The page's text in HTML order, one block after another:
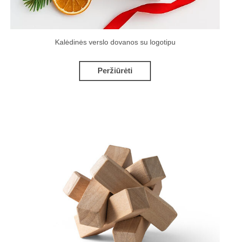
Kalėdinės verslo dovanos su logotipu
Peržiūrėti